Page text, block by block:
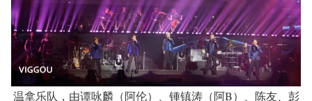
温拿乐队，由谭咏麟（阿伦）、锺镇涛（阿B）、陈友、彭